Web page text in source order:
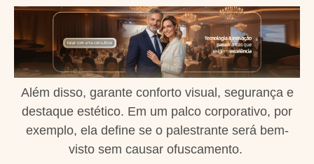
Além disso, garante conforto visual, segurança e
destaque estético. Em um palco corporativo, por
exemplo, ela define se o palestrante será bem-
visto sem causar ofuscamento.